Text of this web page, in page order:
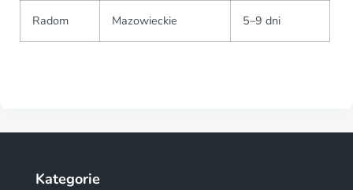
Radom Mazowieckie 5–9 dni
Kategorie